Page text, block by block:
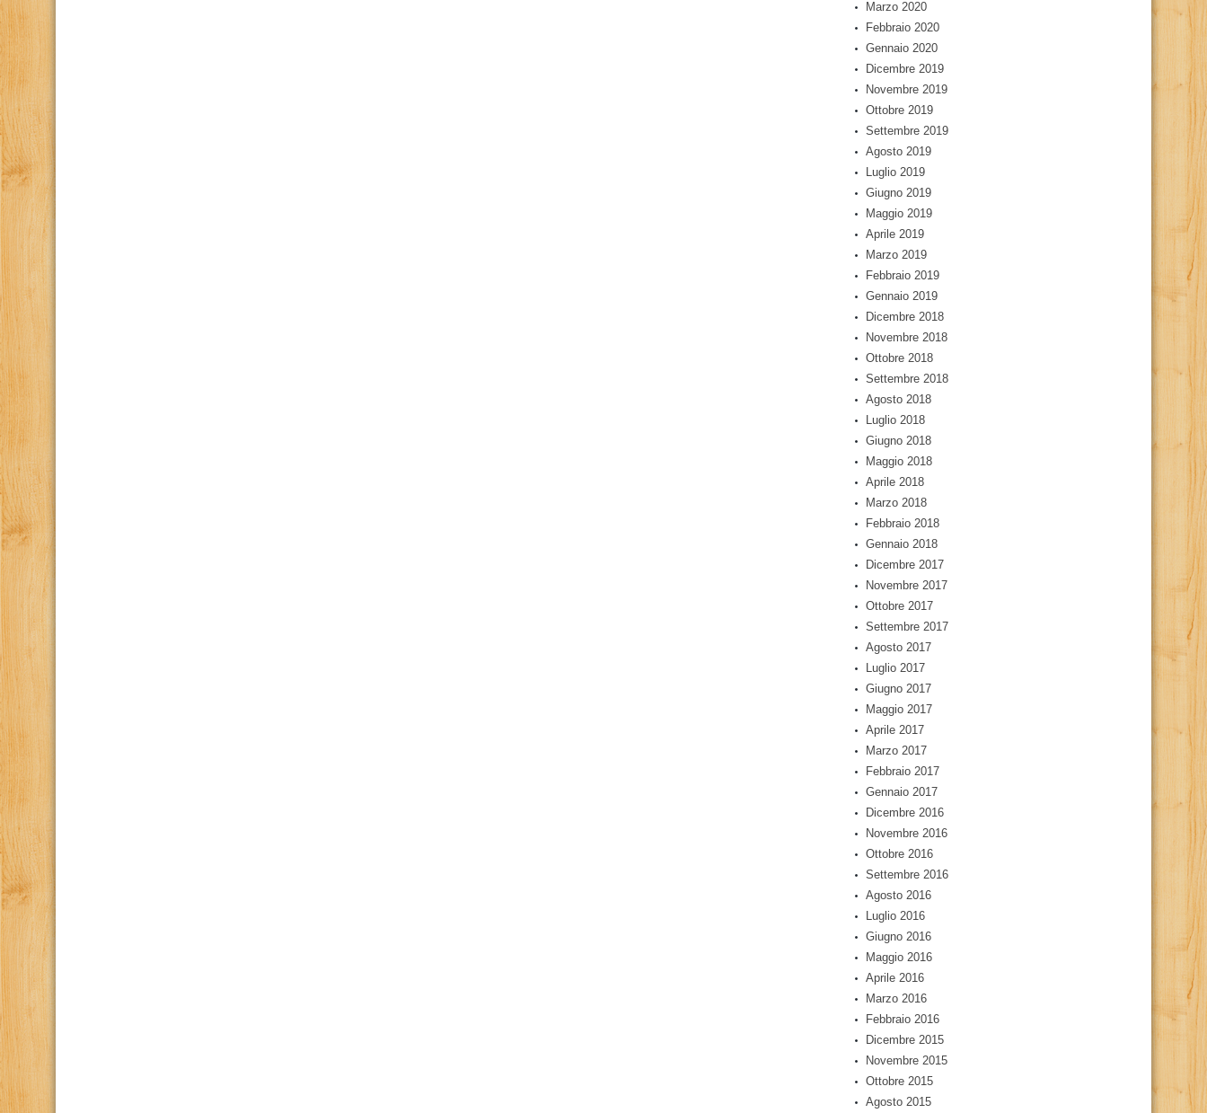
Marzo 2020
Febbraio 2020
Gennaio 2020
Dicembre 2019
Novembre 2019
Ottobre 2019
Settembre 2019
Agosto 2019
Luglio 2019
Giugno 2019
Maggio 2019
Aprile 2019
Marzo 2019
Febbraio 2019
Gennaio 2019
Dicembre 2018
Novembre 2018
Ottobre 2018
Settembre 2018
Agosto 2018
Luglio 2018
Giugno 2018
Maggio 2018
Aprile 2018
Marzo 2018
Febbraio 2018
Gennaio 2018
Dicembre 2017
Novembre 2017
Ottobre 2017
Settembre 2017
Agosto 2017
Luglio 2017
Giugno 2017
Maggio 2017
Aprile 2017
Marzo 2017
Febbraio 2017
Gennaio 2017
Dicembre 2016
Novembre 2016
Ottobre 2016
Settembre 2016
Agosto 2016
Luglio 2016
Giugno 2016
Maggio 2016
Aprile 2016
Marzo 2016
Febbraio 2016
Dicembre 2015
Novembre 2015
Ottobre 2015
Agosto 2015